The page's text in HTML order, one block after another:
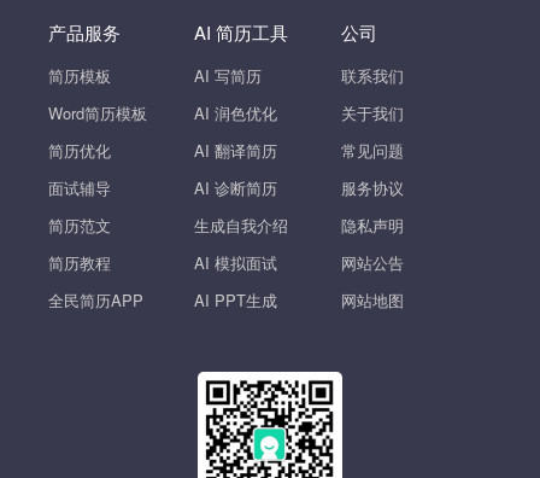
产品服务
简历模板
Word简历模板
简历优化
面试辅导
简历范文
简历教程
全民简历APP
AI 简历工具
AI 写简历
AI 润色优化
AI 翻译简历
AI 诊断简历
生成自我介绍
AI 模拟面试
AI PPT生成
公司
联系我们
关于我们
常见问题
服务协议
隐私声明
网站公告
网站地图